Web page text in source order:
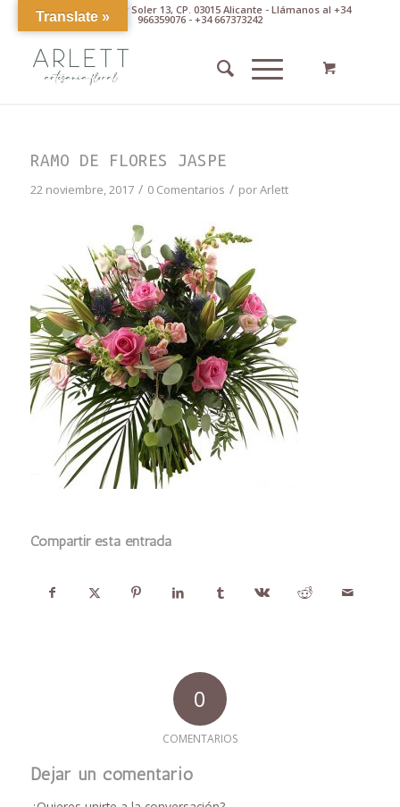
Av. Pintor Xavier Soler 13, CP. 03015 Alicante - Llámanos al +34
966359076 - +34 667373242
RAMO DE FLORES JASPE
22 noviembre, 2017 / 0 Comentarios / porArlett
Compartir esta entrada
0
COMENTARIOS
Dejar un comentario
Translate »